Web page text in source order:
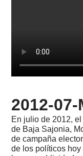
Duesenberg
&
2000
-
Ruptura
en
Rockinger,
Göldo
2012-
En julio de 2012,
de Baja Sajonia,
de campaña
de los políticos